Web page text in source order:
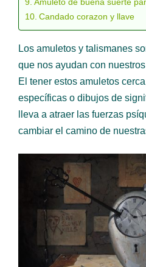
Candado corazon y llave
Los amuletos y talismanes
que nos ayudan con
El tener estos amuletos
específicas o dibujos de
lleva a atraer las fuerzas
cambiar el camino de